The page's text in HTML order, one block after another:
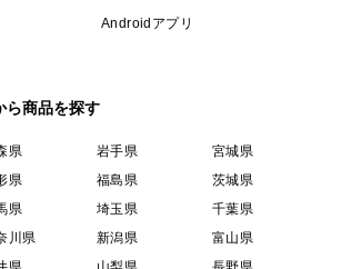
Androidアプリ
ら商品を探す
県 岩手県
宮城県
県 福島県
茨城県
県 埼玉県
千葉県
川県 新潟県
富山県